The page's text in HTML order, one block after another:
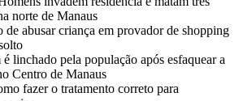
norte de Manaus
de abusar criança em provador de shopping
linchado pela população após esfaquear a
Centro de Manaus
fazer o tratamento correto para